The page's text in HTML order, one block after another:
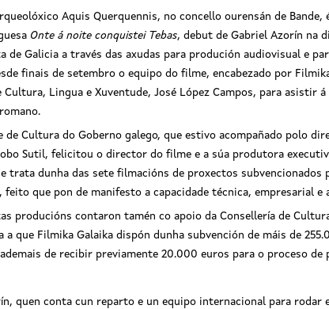
Aquis Querquennis, no concello ourensán de
Onte á noite conquistei Tebas, debut de Gabriel Azorín na
de Galicia a través das axudas para produción audiovisual e
finais de setembro o equipo do filme, encabezado por
Cultura, Lingua e Xuventude, José López Campos, para asistir
de Cultura do Goberno galego, que estivo acompañado polo
Sutil, felicitou o director do filme e a súa produtora
trata dunha das sete filmacións de proxectos subvencionados
que pon de manifesto a capacidade técnica, empresarial
producións contaron tamén co apoio da Consellería de
a que Filmika Galaika dispón dunha subvención de máis de
de recibir previamente 20.000 euros para o proceso de
quen conta cun reparto e un equipo internacional para rodar